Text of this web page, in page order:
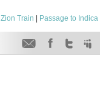
Zion Train Passage to Indica|